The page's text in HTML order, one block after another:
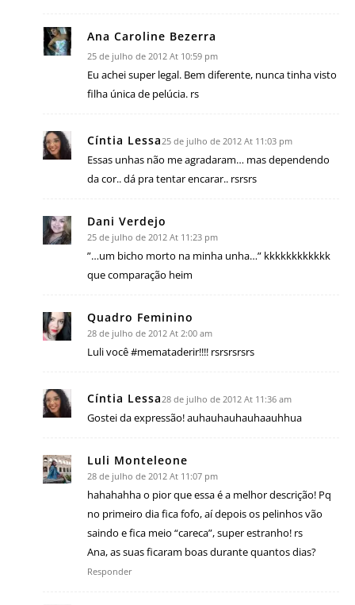
Ana Caroline Bezerra
25 de julho de 2012 At 10:59 pm
Eu achei super legal. Bem diferente, nunca tinha visto
filha única de pelúcia. rs
Cíntia Lessa 25 de julho de 2012 At 11:03 pm
Essas unhas não me agradaram… mas dependendo
da cor.. dá pra tentar encarar.. rsrsrs
Dani Verdejo
25 de julho de 2012 At 11:23 pm
”…um bicho morto na minha unha…” kkkkkkkkkkkk
que comparação heim
Quadro Feminino
28 de julho de 2012 At 2:00 am
Luli você #memataderir!!!! rsrsrsrsrs
Cíntia Lessa 28 de julho de 2012 At 11:36 am
Gostei da expressão! auhauhauhauhaauhhua
Luli Monteleone
28 de julho de 2012 At 11:07 pm
hahahahha o pior que essa é a melhor descrição! Pq
no primeiro dia fica fofo, aí depois os pelinhos vão
saindo e fica meio “careca”, super estranho! rs
Ana, as suas ficaram boas durante quantos dias?
Responder